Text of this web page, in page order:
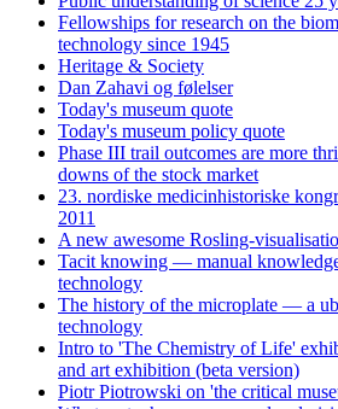
Fellowships for research on the
technology since 1945
Heritage & Society
Dan Zahavi og følelser
Today's museum quote
Today's museum policy quote
Phase III trail outcomes are more
downs of the stock market
23. nordiske medicinhistoriske
2011
A new awesome Rosling-
Tacit knowing — manual
technology
The history of the microplate — a
technology
Intro to 'The Chemistry of Life'
and art exhibition (beta version)
Piotr Piotrowski on 'the critical